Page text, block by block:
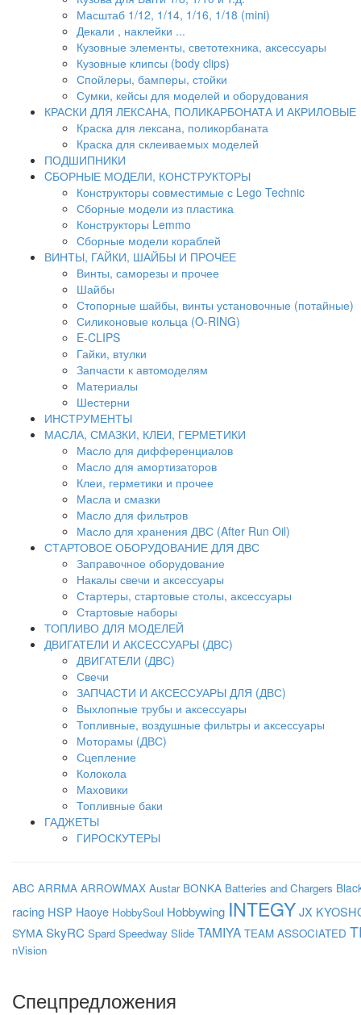
Масштаб 1/12, 1/14, 1/16, 1/18 (mini)
Декали , наклейки ...
Кузовные элементы, светотехника, аксессуары
Кузовные клипсы (body clips)
Спойлеры, бамперы, стойки
Сумки, кейсы для моделей и оборудования
КРАСКИ ДЛЯ ЛЕКСАНА, ПОЛИКАРБОНАТА И АКРИЛОВЫЕ
Краска для лексана, поликорбаната
Краска для склеиваемых моделей
ПОДШИПНИКИ
CБОРНЫЕ МОДЕЛИ, КОНСТРУКТОРЫ
Конструкторы совместимые с Lego Technic
Сборные модели из пластика
Конструкторы Lemmo
Сборные модели кораблей
ВИНТЫ, ГАЙКИ, ШАЙБЫ И ПРОЧЕЕ
Винты, саморезы и прочее
Шайбы
Стопорные шайбы, винты установочные (потайные)
Силиконовые кольца (O-RING)
E-CLIPS
Гайки, втулки
Запчасти к автомоделям
Материалы
Шестерни
ИНСТРУМЕНТЫ
МАСЛА, СМАЗКИ, КЛЕИ, ГЕРМЕТИКИ
Масло для дифференциалов
Масло для амортизаторов
Клеи, герметики и прочее
Масла и смазки
Масло для фильтров
Масло для хранения ДВС (After Run Oil)
СТАРТОВОЕ ОБОРУДОВАНИЕ ДЛЯ ДВС
Заправочное оборудование
Накалы свечи и аксессуары
Стартеры, стартовые столы, аксессуары
Стартовые наборы
ТОПЛИВО ДЛЯ МОДЕЛЕЙ
ДВИГАТЕЛИ И АКСЕССУАРЫ (ДВС)
ДВИГАТЕЛИ (ДВС)
Свечи
ЗАПЧАСТИ И АКСЕССУАРЫ ДЛЯ (ДВС)
Выхлопные трубы и аксессуары
Топливные, воздушные фильтры и аксессуары
Моторамы (ДВС)
Сцепление
Колокола
Маховики
Топливные баки
ГАДЖЕТЫ
ГИРОСКУТЕРЫ
ABC ARRMA ARROWMAX Austar BONKA Batteries and Chargers
racing HSP Haoye HobbySoul Hobbywing INTEGYJX
SYMA SkyRC Spard Speedway Slide TAMIYA TEAM ASSOCIATED
nVision
Спецпредложения